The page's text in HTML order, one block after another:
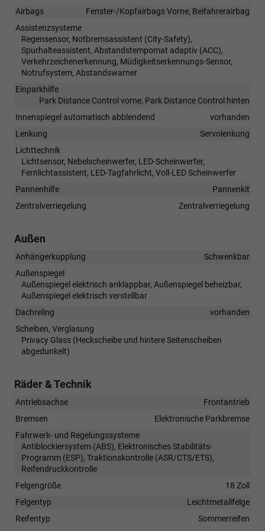
Airbags
Fenster-/Kopfairbags Vorne, Beifahrerairbag
Assistenzsysteme
Regensensor, Notbremsassistent (City-Safety),
Spurhalteassistent, Abstandstempomat adaptiv (ACC),
Verkehrzeichenerkennung, Müdigkeitserkennungs-Sensor,
Notrufsystem, Abstandswarner
Einparkhilfe
Park Distance Control vorne, Park Distance Control hinten
Innenspiegel automatisch abblendend
vorhanden
Lenkung
Servolenkung
Lichttechnik
Lichtsensor, Nebelscheinwerfer, LED-Scheinwerfer,
Fernlichtassistent, LED-Tagfahrlicht, Voll-LED Scheinwerfer
Pannenhilfe
Pannenkit
Zentralverriegelung
Zentralverriegelung
Außen
Anhängerkupplung
Schwenkbar
Außenspiegel
Außenspiegel elektrisch anklappbar, Außenspiegel beheizbar,
Außenspiegel elektrisch verstellbar
Dachreling
vorhanden
Scheiben, Verglasung
Privacy Glass (Heckscheibe und hintere Seitenscheiben
abgedunkelt)
Räder & Technik
Antriebsachse
Frontantrieb
Bremsen
Elektronische Parkbremse
Fahrwerk- und Regelungssysteme
Antiblockiersystem (ABS), Elektronisches Stabilitäts-
Programm (ESP), Traktionskontrolle (ASR/CTS/ETS),
Reifendruckkontrolle
Felgengröße
18 Zoll
Felgentyp
Leichtmetallfelge
Reifentyp
Sommerreifen